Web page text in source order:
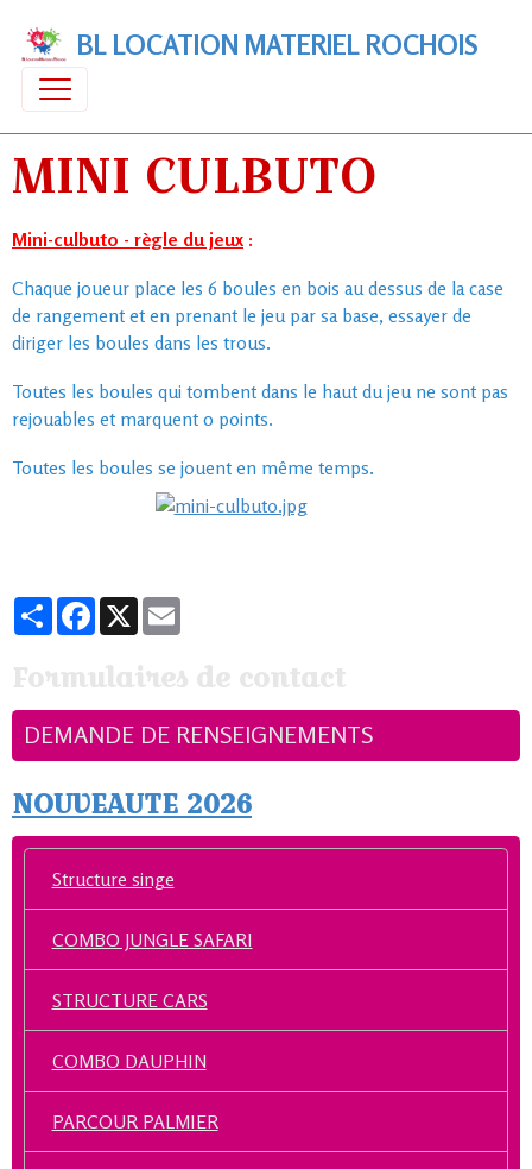
BL LOCATION MATERIEL ROCHOIS
MINI CULBUTO
Mini-culbuto - règle du jeux :
Chaque joueur place les 6 boules en bois au dessus de la case
de rangement et en prenant le jeu par sa base, essayer de
diriger les boules dans les trous.
Toutes les boules qui tombent dans le haut du jeu ne sont pas
rejouables et marquent 0 points.
Toutes les boules se jouent en même temps.
PartagerFacebook
X
Formulaires de contact
DEMANDE DE RENSEIGNEMENTS
NOUVEAUTE 2026
Structure singe
COMBO JUNGLE SAFARI
STRUCTURE CARS
COMBO DAUPHIN
PARCOUR PALMIER